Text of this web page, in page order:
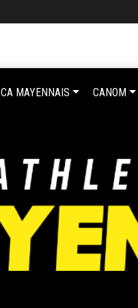
CA MAYENNAIS CANOM